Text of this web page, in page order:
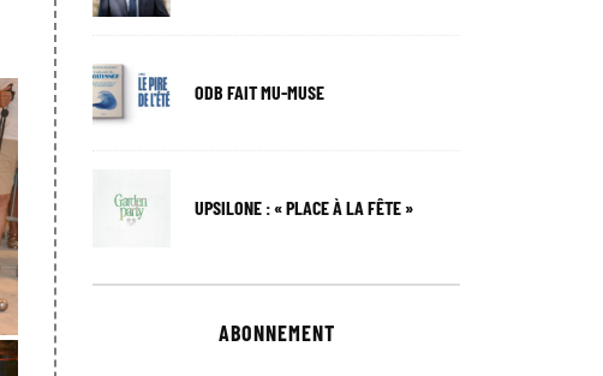
ODB FAIT MU-MUSE
UPSILONE : « PLACE À LA FÊTE »
ABONNEMENT